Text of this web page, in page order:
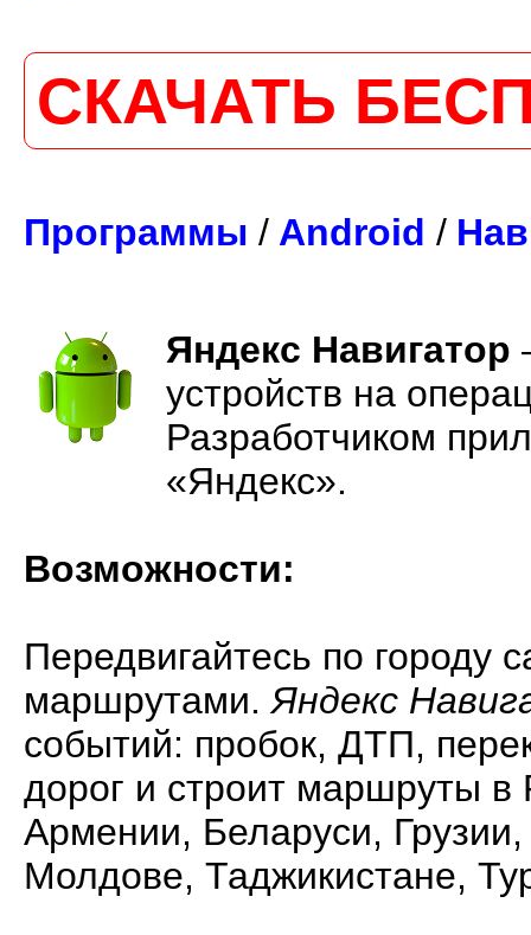
СКАЧАТЬ
Программы / Android /
Яндекс Навигатор
устройств на
Разработчиком
«Яндекс».
Возможности:
Передвигайтесь по
маршрутами.Яндекс
событий: пробок, ДТП,
дорог и строит маршруты
Армении, Беларуси, Грузии,
Молдове, Таджикистане,